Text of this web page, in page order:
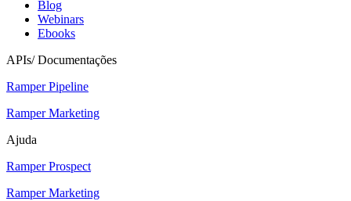
Blog
Webinars
Ebooks
APIs/ Documentações
Ramper Pipeline
Ramper Marketing
Ajuda
Ramper Prospect
Ramper Marketing